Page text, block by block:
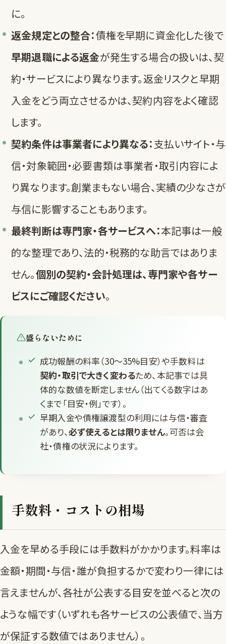
に。
返金規定との整合：債権を早期に資金化した後で
早期退職による返金が発生する場合の扱いは、契
約・サービスにより異なります。返金リスクと早期
入金をどう両立させるかは、契約内容をよく確認
します。
契約条件は事業者により異なる：支払いサイト・与
信・対象範囲・必要書類は事業者・取引内容によ
り異なります。創業まもない場合、実績の少なさが
与信に影響することもあります。
最終判断は専門家・各サービスへ：本記事は一般
的な整理であり、法的・税務的な助言ではありま
せん。個別の契約・会計処理は、専門家や各サー
ビスにご確認ください。
盛らないために
成功報酬の料率（30〜35%目安）や手数料は
契約・取引で大きく変わるため、本記事では具
体的な数値を断定しません（出てくる数字はあ
くまで「目安・例」です）。
早期入金や債権譲渡型の利用には与信・審査
があり、必ず使えるとは限りません。可否は会
社・債権の状況によります。
手数料・コストの相場
入金を早める手段には手数料がかかります。料率は
金額・期間・与信・誰が負担するかで変わり一律には
言えませんが、各社が公表する目安を並べると次の
ような幅です（いずれも各サービスの公表値で、当方
が保証する数値ではありません）。